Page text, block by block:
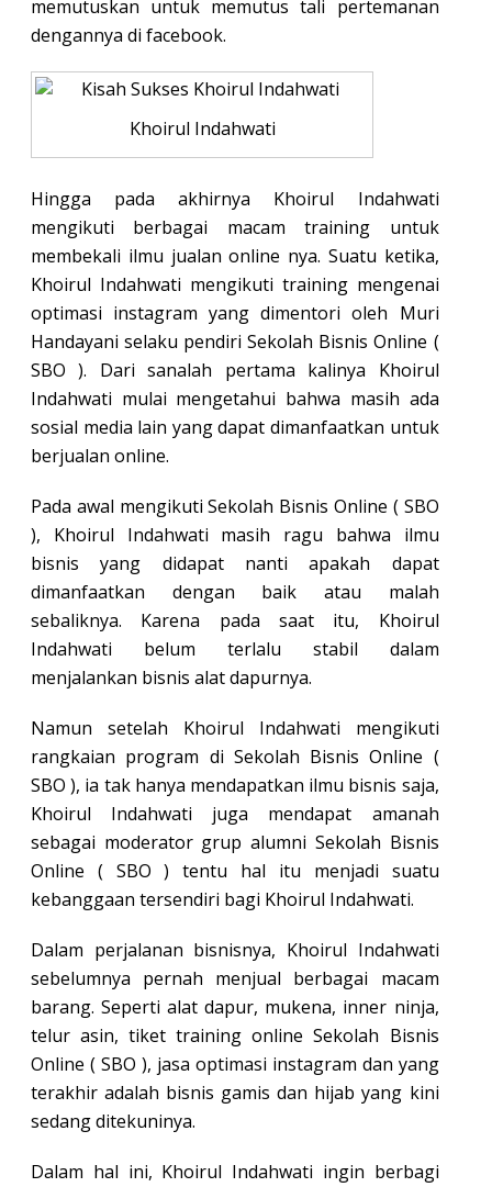
memutuskan untuk memutus tali pertemanan
dengannya di facebook.
Khoirul Indahwati
Hingga pada akhirnya Khoirul Indahwati
mengikuti berbagai macam training untuk
membekali ilmu jualan online nya. Suatu ketika,
Khoirul Indahwati mengikuti training mengenai
optimasi instagram yang dimentori oleh Muri
Handayani selaku pendiri Sekolah Bisnis Online (
SBO ). Dari sanalah pertama kalinya Khoirul
Indahwati mulai mengetahui bahwa masih ada
sosial media lain yang dapat dimanfaatkan untuk
berjualan online.
Pada awal mengikuti Sekolah Bisnis Online ( SBO
), Khoirul Indahwati masih ragu bahwa ilmu
bisnis yang didapat nanti apakah dapat
dimanfaatkan dengan baik atau malah
sebaliknya. Karena pada saat itu, Khoirul
Indahwati belum terlalu stabil dalam
menjalankan bisnis alat dapurnya.
Namun setelah Khoirul Indahwati mengikuti
rangkaian program di Sekolah Bisnis Online (
SBO ), ia tak hanya mendapatkan ilmu bisnis saja,
Khoirul Indahwati juga mendapat amanah
sebagai moderator grup alumni Sekolah Bisnis
Online ( SBO ) tentu hal itu menjadi suatu
kebanggaan tersendiri bagi Khoirul Indahwati.
Dalam perjalanan bisnisnya, Khoirul Indahwati
sebelumnya pernah menjual berbagai macam
barang. Seperti alat dapur, mukena, inner ninja,
telur asin, tiket training online Sekolah Bisnis
Online ( SBO ), jasa optimasi instagram dan yang
terakhir adalah bisnis gamis dan hijab yang kini
sedang ditekuninya.
Dalam hal ini, Khoirul Indahwati ingin berbagi